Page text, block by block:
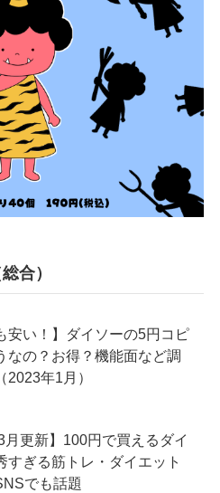
合）
安い！】ダイソーの5円コピ
なの？お得？機能面など調
2023年1月）
月更新】100円で買えるダイ
すぎる筋トレ・ダイエット
でも話題